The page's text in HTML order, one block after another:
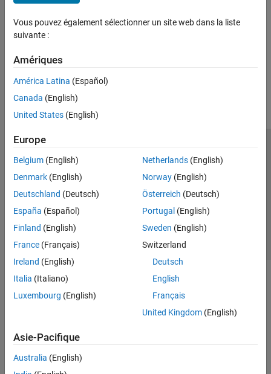
Vous pouvez également sélectionner un site web dans la liste
suivante :
Amériques
América Latina (Español)
Canada (English)
United States (English)
Europe
Belgium (English)
Denmark (English)
Deutschland (Deutsch)
España (Español)
Finland (English)
France (Français)
Ireland (English)
Italia (Italiano)
Luxembourg (English)
Netherlands(English)
Norway(English)
Österreich (Deutsch)
Portugal (English)
Sweden (English)
Switzerland
Deutsch
English
Français
United Kingdom(English)
Asie-Pacifique
Australia (English)
Lutte anti-piratage
Contacts locaux
© 1994-2026 The MathWorks, Inc.